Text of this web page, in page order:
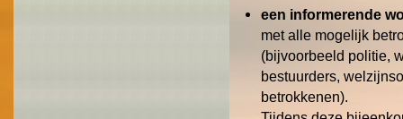
een informerende
met alle mogelijk
(bijvoorbeeld politie,
bestuurders,
betrokkenen).